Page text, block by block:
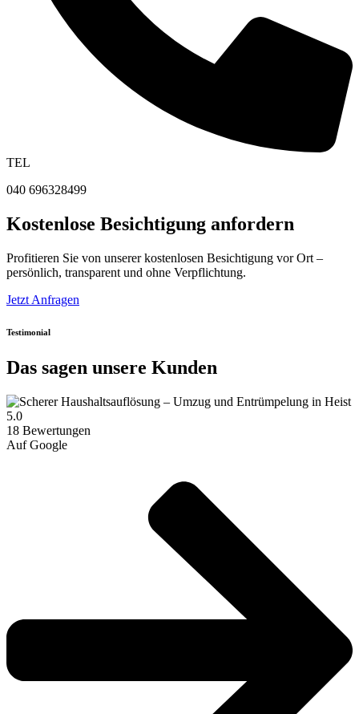
TEL
040 696328499
Kostenlose Besichtigung anfordern
Profitieren Sie von unserer kostenlosen Besichtigung vor Ort –
persönlich, transparent und ohne Verpflichtung.
Jetzt Anfragen
Testimonial
Das sagen unsere Kunden
5.0
18 Bewertungen
Auf Google